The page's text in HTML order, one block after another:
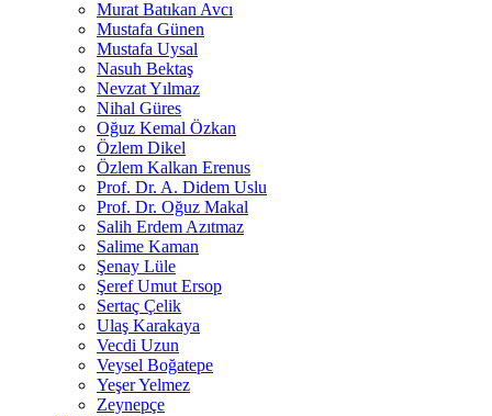
Murat Batıkan Avcı
Mustafa Günen
Mustafa Uysal
Nasuh Bektaş
Nevzat Yılmaz
Nihal Güres
Oğuz Kemal Özkan
Özlem Dikel
Özlem Kalkan Erenus
Prof. Dr. A. Didem Uslu
Prof. Dr. Oğuz Makal
Salih Erdem Azıtmaz
Salime Kaman
Şenay Lüle
Şeref Umut Ersop
Sertaç Çelik
Ulaş Karakaya
Vecdi Uzun
Veysel Boğatepe
Yeşer Yelmez
Zeynepçe